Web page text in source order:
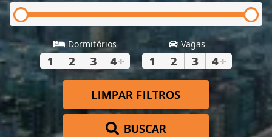
Dormitórios
1 2 3 4+
Vagas
1 2 3 4+
LIMPAR FILTROS
BUSCAR